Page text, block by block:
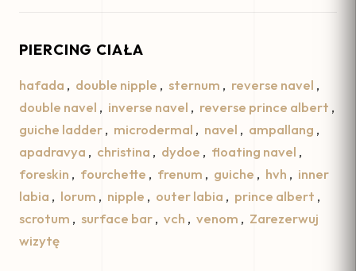
PIERCING CIAŁA
hafada , double nipple , sternum , reverse navel ,
double navel , inverse navel , reverse prince albert ,
guiche ladder, microdermal , navel , ampallang ,
apadravya , christina , dydoe , floating navel ,
foreskin , fourchette , frenum , guiche , hvh , inner
labia , lorum , nipple , outer labia , prince albert ,
scrotum , surface bar, vch , venom , Zarezerwuj
wizytę